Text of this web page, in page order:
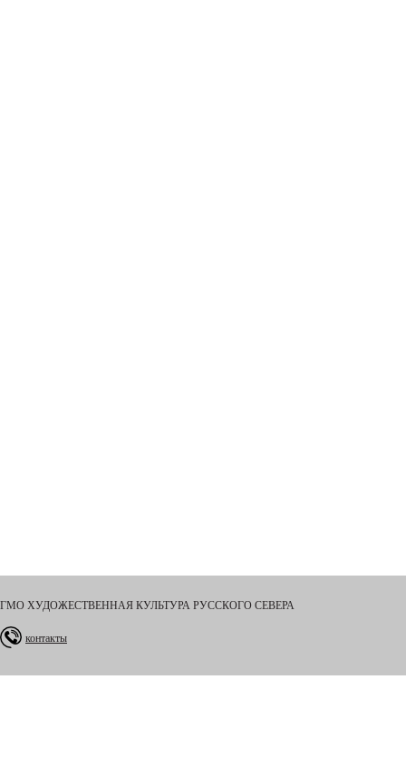
ГМО ХУДОЖЕСТВЕННАЯ КУЛЬТУРА РУССКОГО СЕВЕРА
контакты